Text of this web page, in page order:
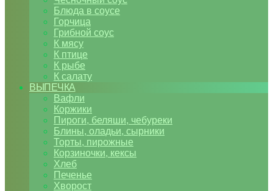
Блюда в соусе
Горчица
Грибной соус
К мясу
К птице
К рыбе
К салату
ВЫПЕЧКА
Вафли
Коржики
Пироги, беляши, чебуреки
Блины, оладьи, сырники
Торты, пирожные
Корзиночки, кексы
Хлеб
Печенье
Хворост